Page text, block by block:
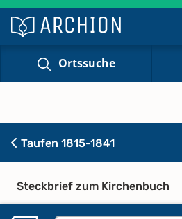
Ortssuche
Taufen 1815-1841
Steckbrief zum Kirchenbuch